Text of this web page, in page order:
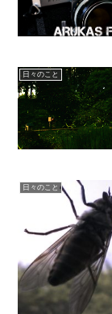
日々のこと
日々のこと